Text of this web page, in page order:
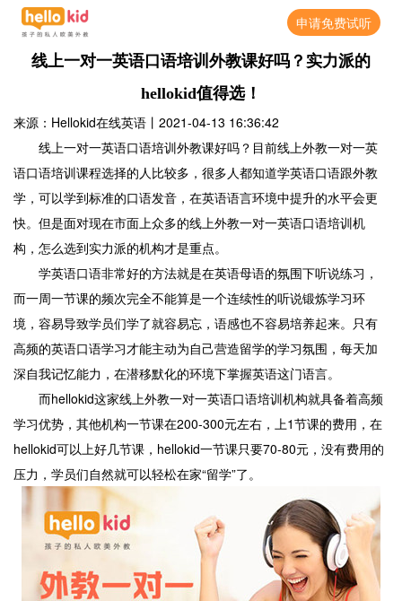
申请免费试听
线上一对一英语口语培训外教课好吗？实力派的
hellokid值得选！
来源：Hellokid在线英语 丨 2021-04-13 16:36:42
线上一对一英语口语培训外教课好吗？目前线上外教一对一英
语口语培训课程选择的人比较多，很多人都知道学英语口语跟外教
学，可以学到标准的口语发音，在英语语言环境中提升的水平会更
快。但是面对现在市面上众多的线上外教一对一英语口语培训机
构，怎么选到实力派的机构才是重点。
学英语口语非常好的方法就是在英语母语的氛围下听说练习，
而一周一节课的频次完全不能算是一个连续性的听说锻炼学习环
境，容易导致学员们学了就容易忘，语感也不容易培养起来。只有
高频的英语口语学习才能主动为自己营造留学的学习氛围，每天加
深自我记忆能力，在潜移默化的环境下掌握英语这门语言。
而hellokid这家线上外教一对一英语口语培训机构就具备着高频
学习优势，其他机构一节课在200-300元左右，上1节课的费用，在
hellokid可以上好几节课，hellokid一节课只要70-80元，没有费用的
压力，学员们自然就可以轻松在家“留学”了。